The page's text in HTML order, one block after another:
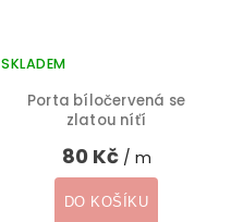
Porta bíločervená se
zlatou níťí
SKLADEM
80 Kč / m
DO KOŠÍKU